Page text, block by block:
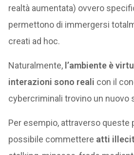
realtà aumentata) ovvero
permettono di immergersi
creati ad hoc.
Naturalmente, l’ambiente è
interazioni sono reali con il
cybercriminali trovino un nuovo
Per esempio, attraverso queste
possibile commettere atti